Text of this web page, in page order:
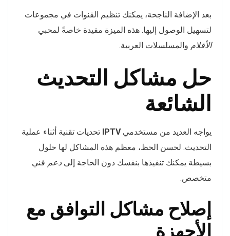
بعد الإضافة الناجحة، يمكنك تنظيم القنوات في مجموعات
لتسهيل الوصول إليها. هذه الميزة مفيدة خاصةً لمحبي
الأفلام والمسلسلات العربية.
حل مشاكل التحديث
الشائعة
يواجه العديد من مستخدميIPTV تحديات تقنية أثناء عملية
التحديث. لحسن الحظ، معظم هذه المشاكل لها حلول
بسيطة يمكنك تنفيذها بنفسك دون الحاجة إلى دعم فني
متخصص.
إصلاح مشاكل التوافق مع